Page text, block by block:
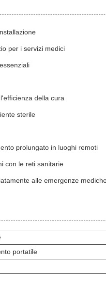
per i servizi medici
della cura
sterile
prolungato in luoghi remoti
con le reti sanitarie
alle emergenze
portatile